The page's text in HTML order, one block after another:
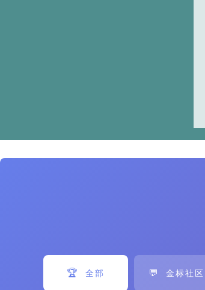
🏆 全部 💬 金标社区